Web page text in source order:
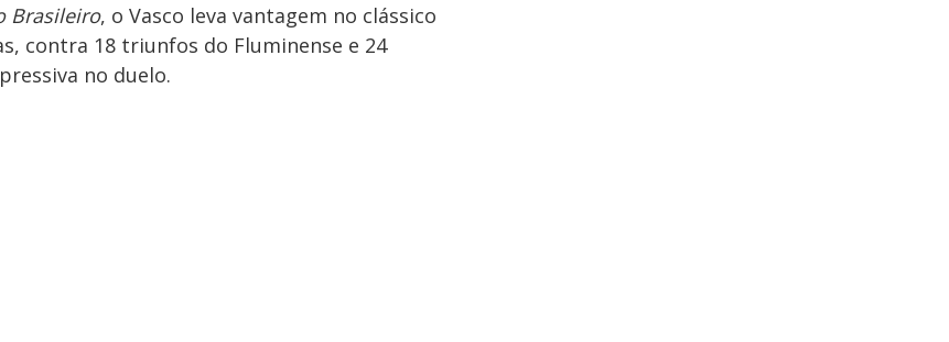
Brasileiro, o Vasco leva vantagem no clássico
contra 18 triunfos do Fluminense e 24
no duelo.